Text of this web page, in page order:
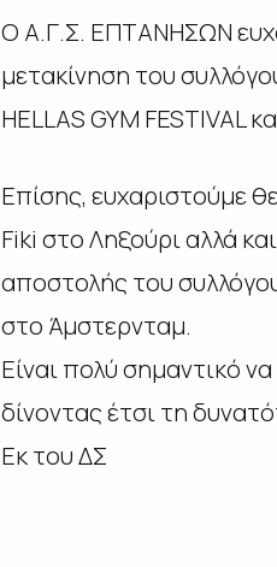
Ο Α.Γ.Σ. ΕΠΤΑΝΗΣΩΝ
μετακίνηση του
HELLAS GYM FESTIVAL
Επίσης, ευχαριστούμε
Fiki στο Ληξούρι αλλά
αποστολής του
στο Άμστερνταμ.
Είναι πολύ σημαντικό
δίνοντας έτσι τη
Εκ του ΔΣ